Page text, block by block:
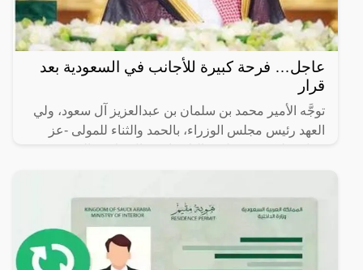
عاجل… فرحة كبيرة للأجانب في السعودية بعد
قرار
توجَّه الأمير محمد بن سلمان بن عبدالعزيز آل سعود، ولي
العهد رئيس مجلس الوزراء، بالحمد والثناء للمولى -عز